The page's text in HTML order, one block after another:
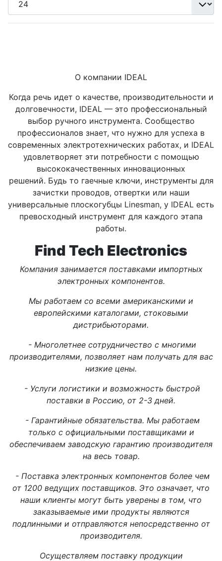
О компании IDEAL
Когда речь идет о качестве, производительности и
долговечности, IDEAL — это профессиональный
выбор ручного инструмента. Сообщество
профессионалов знает, что нужно для успеха в
современных электротехнических работах, и IDEAL
удовлетворяет эти потребности с помощью
высококачественных инновационных
решений. Будь то гаечные ключи, инструменты для
зачистки проводов, отвертки или наши
универсальные плоскогубцы Linesman, у IDEAL есть
превосходный инструмент для каждого этапа
работы.
Find Tech Electronics
Компания занимается поставками импортных
электронных компонентов.
Мы работаем со всеми американскими и
европейскими каталогами, стоковыми
дистрибьюторами.
- Многолетнее сотрудничество с многими
производителями, позволяет нам получать для вас
низкие цены.
- Услуги логистики и возможность быстрой
поставки в Россию, от 2-3 дней.
- Гарантийные обязательства. Мы работаем
только с официальными поставщиками и
обеспечиваем заводскую гарантию производителя
на весь товар.
- Поставка электронных компонентов более чем
от 1200 ведущих поставщиков. Это означает, что
наши клиенты могут быть уверены в том, что
заказываемые ими продукты являются
подлинными и отправляются непосредственно от
производителя.
Осуществляем поставку продукции